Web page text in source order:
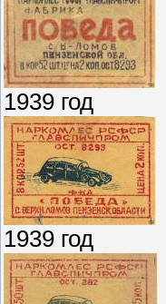
1939 год
1939 год